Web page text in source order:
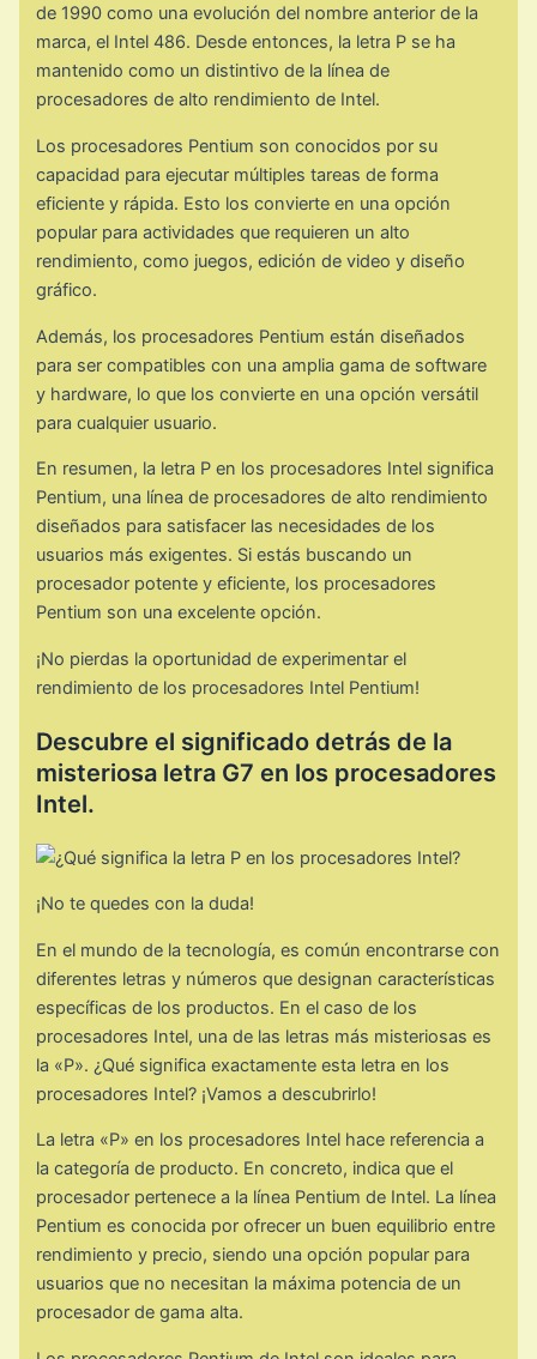
de 1990 como una evolución del nombre anterior de la
marca, el Intel 486. Desde entonces, la letra P se ha
mantenido como un distintivo de la línea de
procesadores de alto rendimiento de Intel.
Los procesadores Pentium son conocidos por su
capacidad para ejecutar múltiples tareas de forma
eficiente y rápida. Esto los convierte en una opción
popular para actividades que requieren un alto
rendimiento, como juegos, edición de video y diseño
gráfico.
Además, los procesadores Pentium están diseñados
para ser compatibles con una amplia gama de software
y hardware, lo que los convierte en una opción versátil
para cualquier usuario.
En resumen, la letra P en los procesadores Intel significa
Pentium, una línea de procesadores de alto rendimiento
diseñados para satisfacer las necesidades de los
usuarios más exigentes. Si estás buscando un
procesador potente y eficiente, los procesadores
Pentium son una excelente opción.
¡No pierdas la oportunidad de experimentar el
rendimiento de los procesadores Intel Pentium!
Descubre el significado detrás de la
misteriosa letra G7 en los procesadores
Intel.
¡No te quedes con la duda!
En el mundo de la tecnología, es común encontrarse con
diferentes letras y números que designan características
específicas de los productos. En el caso de los
procesadores Intel, una de las letras más misteriosas es
la «P». ¿Qué significa exactamente esta letra en los
procesadores Intel? ¡Vamos a descubrirlo!
La letra «P» en los procesadores Intel hace referencia a
la categoría de producto. En concreto, indica que el
procesador pertenece a la línea Pentium de Intel. La línea
Pentium es conocida por ofrecer un buen equilibrio entre
rendimiento y precio, siendo una opción popular para
usuarios que no necesitan la máxima potencia de un
procesador de gama alta.